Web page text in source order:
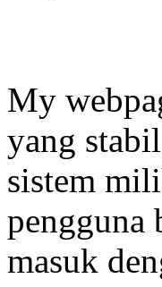
My
yang
sistem
pengguna
masuk